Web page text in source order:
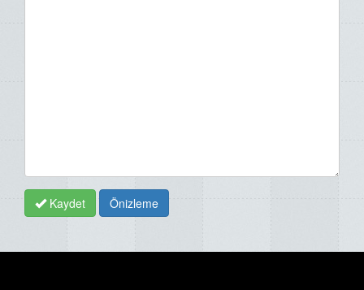
Kaydet Önizleme